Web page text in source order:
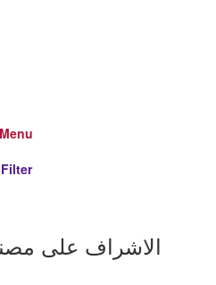
Menu
Filter
الاشراف على